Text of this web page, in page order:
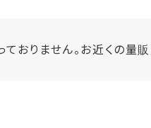
おりません。お近くの量